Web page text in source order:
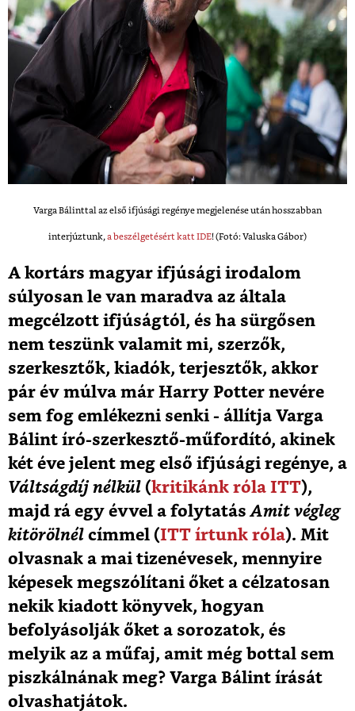
Varga Bálinttal az első ifjúsági regénye megjelenése után hosszabban
interjúztunk, a beszélgetésért katt IDE! (Fotó: Valuska Gábor)
A kortárs magyar ifjúsági irodalom
súlyosan le van maradva az általa
megcélzott ifjúságtól, és ha sürgősen
nem teszünk valamit mi, szerzők,
szerkesztők, kiadók, terjesztők, akkor
pár év múlva már Harry Potter nevére
sem fog emlékezni senki - állítja Varga
Bálint író-szerkesztő-műfordító, akinek
két éve jelent meg első ifjúsági regénye, a
Váltságdíj nélkül (kritikánk róla ITT),
majd rá egy évvel a folytatásAmit végleg
kitörölnél címmel (ITT írtunk róla). Mit
olvasnak a mai tizenévesek, mennyire
képesek megszólítani őket a célzatosan
nekik kiadott könyvek, hogyan
befolyásolják őket a sorozatok, és
melyik az a műfaj, amit még bottal sem
piszkálnának meg? Varga Bálint írását
olvashatjátok.